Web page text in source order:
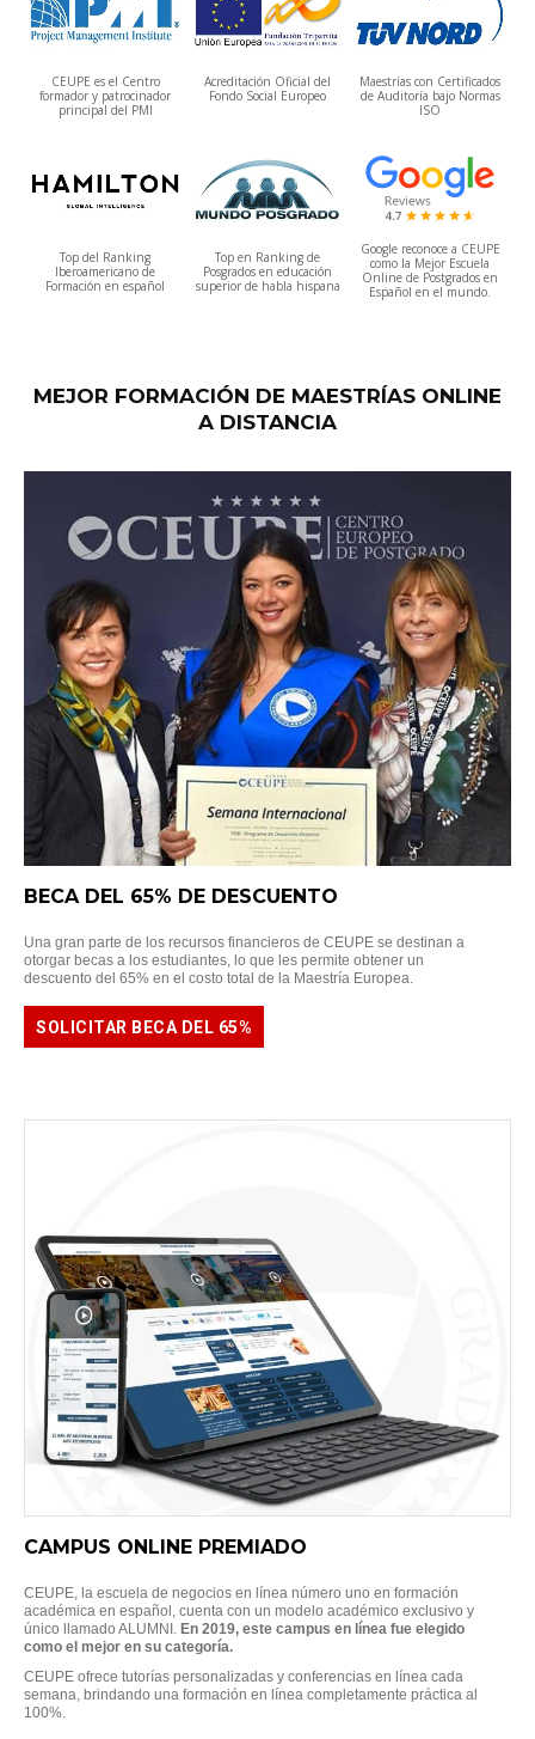
CEUPE es el Centro
formador y patrocinador
principal del PMI
Acreditación Oficial del
Fondo Social Europeo
Maestrías con Certificados
de Auditoría bajo Normas
ISO
Top del Ranking
Iberoamericano de
Formación en español
Top en Ranking de
Posgrados en educación
superior de habla hispana
Google reconoce a CEUPE
como la Mejor Escuela
Online de Postgrados en
Español en el mundo.
MEJOR FORMACIÓN DE MAESTRÍAS ONLINE
A DISTANCIA
BECA DEL 65% DE DESCUENTO
Una gran parte de los recursos financieros de CEUPE se destinan a
otorgar becas a los estudiantes, lo que les permite obtener un
descuento del 65% en el costo total de la Maestría Europea.
SOLICITAR BECA DEL 65%
CAMPUS ONLINE PREMIADO
CEUPE, la escuela de negocios en línea número uno en formación
académica en español, cuenta con un modelo académico exclusivo y
único llamado ALUMNI. En 2019, este campus en línea fue elegido
como el mejor en su categoría.
CEUPE ofrece tutorías personalizadas y conferencias en línea cada
semana, brindando una formación en línea completamente práctica al
100%.